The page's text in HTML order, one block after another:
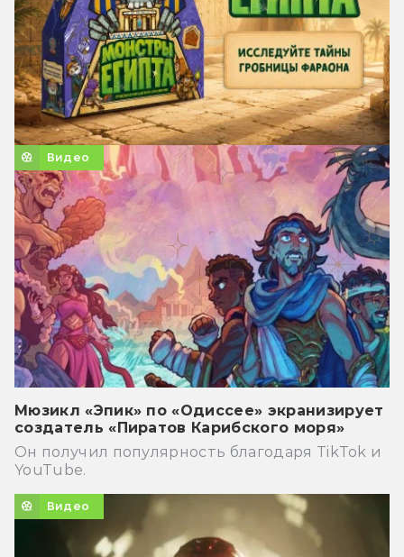
Видео
Мюзикл «Эпик» по «Одиссее» экранизирует
создатель «Пиратов Карибского моря»
Он получил популярность благодаря TikTok и
YouTube.
Видео